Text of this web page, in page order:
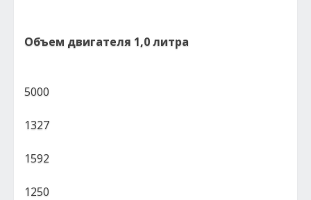
Объем двигателя 1,0 литра
5000
1327
1592
1250